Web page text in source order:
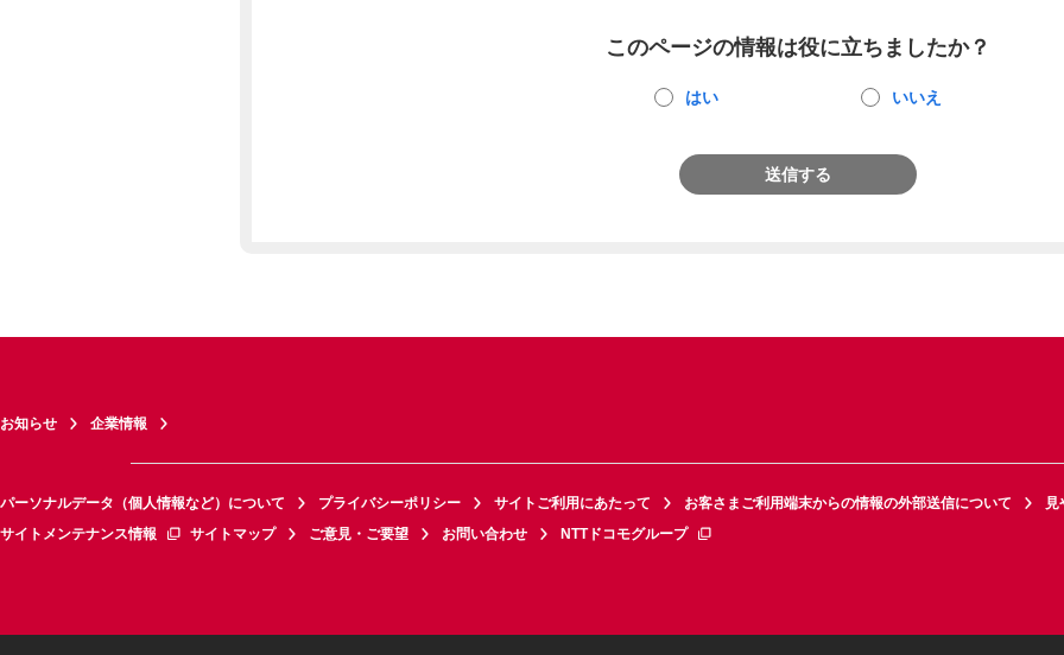
このページの情報は役に立ちましたか？
はい いいえ
送信する
お知らせ 企業情報
パーソナルデータ（個人情報など）について プライバシーポリシー サイトご利用にあたって お客さまご利用端末からの情報の外部送信について
見
サイトメンテナンス情報
サイトマップ ご意見・ご要望 お問い合わせ NTTドコモグループ